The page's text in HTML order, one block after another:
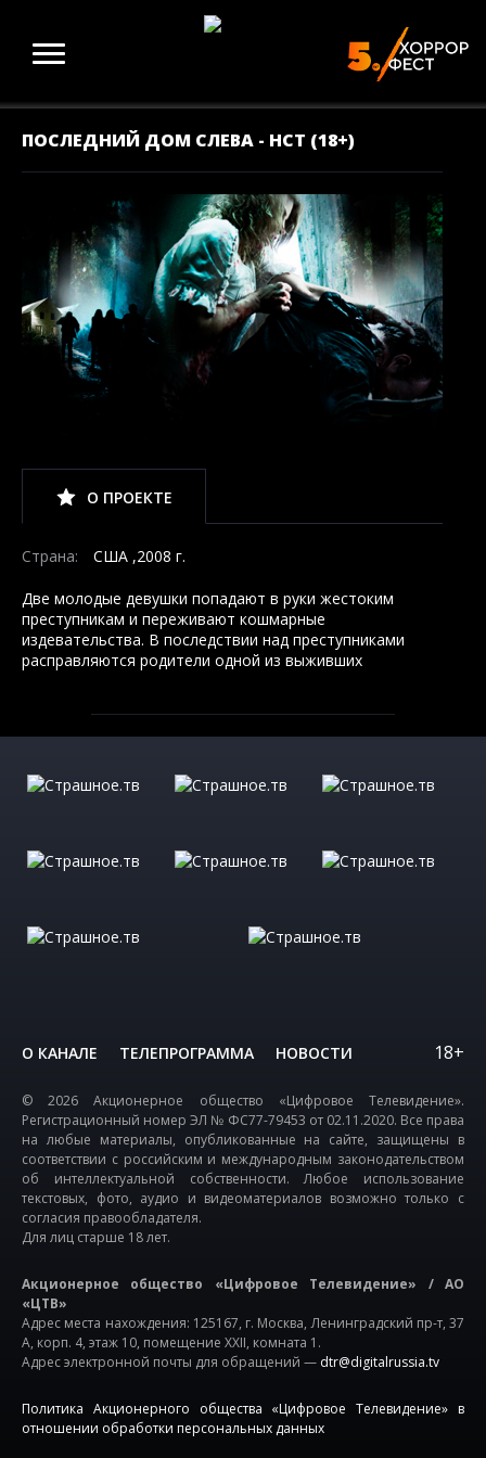
ПОСЛЕДНИЙ ДОМ СЛЕВА - НСТ (18+)
О ПРОЕКТЕ
Страна: США ,2008 г.
Две молодые девушки попадают в руки жестоким
преступникам и переживают кошмарные
издевательства. В последствии над преступниками
расправляются родители одной из выживших
О КАНАЛЕ ТЕЛЕПРОГРАММА НОВОСТИ 18+
© 2026 Акционерное общество «Цифровое Телевидение».
Регистрационный номер ЭЛ № ФС77-79453 от 02.11.2020. Все права
на любые материалы, опубликованные на сайте, защищены в
соответствии с российским и международным законодательством
об интеллектуальной собственности. Любое использование
текстовых, фото, аудио и видеоматериалов возможно только с
согласия правообладателя.
Для лиц старше 18 лет.
Акционерное общество «Цифровое Телевидение» / АО
«ЦТВ»
Адрес места нахождения: 125167, г. Москва, Ленинградский пр-т, 37
А, корп. 4, этаж 10, помещение XXII, комната 1.
Адрес электронной почты для обращений — dtr@digitalrussia.tv
Политика Акционерного общества «Цифровое Телевидение» в
отношении обработки персональных данных